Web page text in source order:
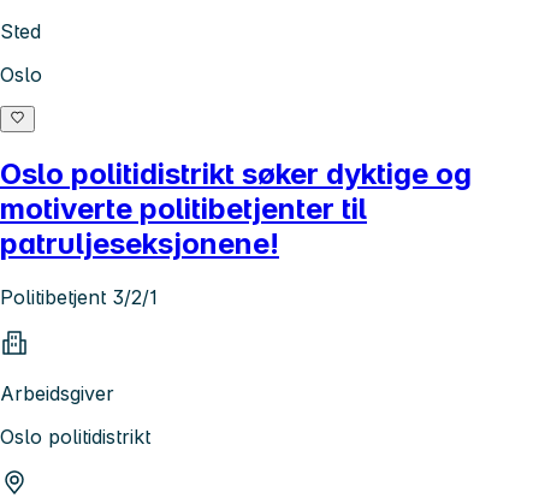
Sted
Oslo
Oslo politidistrikt søker dyktige og
motiverte politibetjenter til
patruljeseksjonene!
Politibetjent 3/2/1
Arbeidsgiver
Oslo politidistrikt